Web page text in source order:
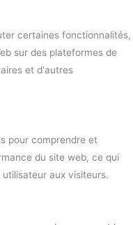
certaines fonctionnalités,
sur des plateformes de
et d'autres
pour comprendre et
du site web, ce qui
aux visiteurs.